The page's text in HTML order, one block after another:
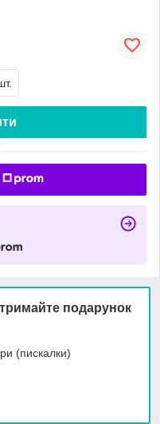
подарунок
(пискалки)